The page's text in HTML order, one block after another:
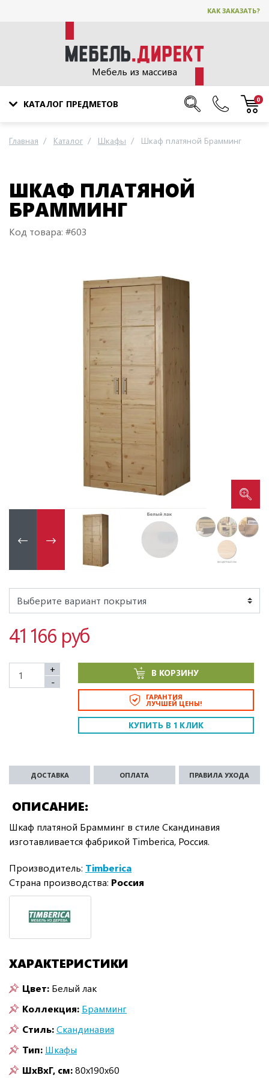
КАК ЗАКАЗАТЬ?
Мебель из массива
КАТАЛОГ ПРЕДМЕТОВ 0
Главная Каталог Шкафы Шкаф платяной Брамминг
ШКАФ ПЛАТЯНОЙ
БРАММИНГ
Код товара: #603
41 166 руб
+
-
В КОРЗИНУ
ГАРАНТИЯ
ЛУЧШЕЙ ЦЕНЫ!
КУПИТЬ В 1 КЛИК
ОПИСАНИЕ
ДОСТАВКА ОПЛАТА ПРАВИЛА УХОДА
Шкаф платяной Брамминг в стиле Скандинавия
изготавливается фабрикой Timberica, Россия.
Производитель: Timberica
Страна производства: Россия
ХАРАКТЕРИСТИКИ
Цвет: Белый лак
Коллекция: Брамминг
Стиль:Скандинавия
Тип: Шкафы
ШxВxГ, см:80x190x60